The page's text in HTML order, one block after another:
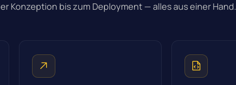
Konzeption bis zum Deployment — alles aus einer Hand.